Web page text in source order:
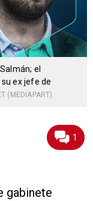
el
ex jefe de
(MEDIAPART)
1
gabinete